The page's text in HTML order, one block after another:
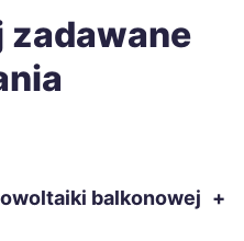
691 zł
696 zł
zadawane
balkonowej +